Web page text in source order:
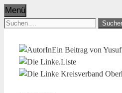
Menü
Suchen
Ein Beitrag von Yusuf